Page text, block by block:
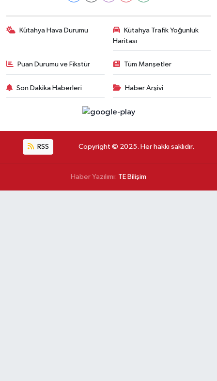
Kütahya Hava Durumu
Kütahya Trafik Yoğunluk
Haritası
Puan Durumu ve Fikstür Tüm Manşetler
Son Dakika Haberleri Haber Arşivi
RSS Copyright © 2025. Her hakkı saklıdır.
Haber Yazılımı: TE Bilişim